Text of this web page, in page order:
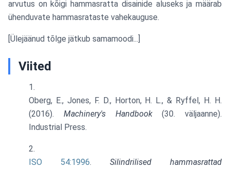
arvutus on kõigi hammasratta disainide aluseks ja määrab
ühenduvate hammasrataste vahekauguse.
[Ülejäänud tõlge jätkub samamoodi...]
Viited
Oberg, E., Jones, F. D., Horton, H. L., & Ryffel, H. H.
(2016). Machinery's Handbook(30. väljaanne).
Industrial Press.
ISO 54:1996. Silindrilised hammasrattad